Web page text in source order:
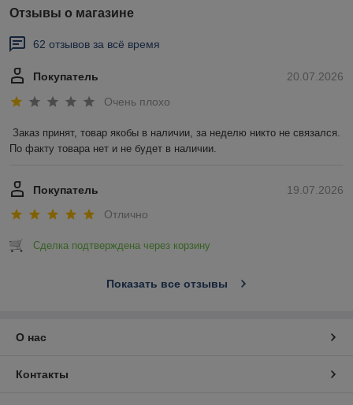
Отзывы о магазине
62 отзывов за всё время
20.07.2026
Покупатель
Очень плохо
Заказ принят, товар якобы в наличии, за неделю никто не связался.
По факту товара нет и не будет в наличии.
19.07.2026
Покупатель
Отлично
Сделка подтверждена через корзину
Показать все отзывы
О нас
Контакты